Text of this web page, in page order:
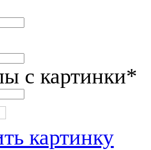
с картинки*
картинку